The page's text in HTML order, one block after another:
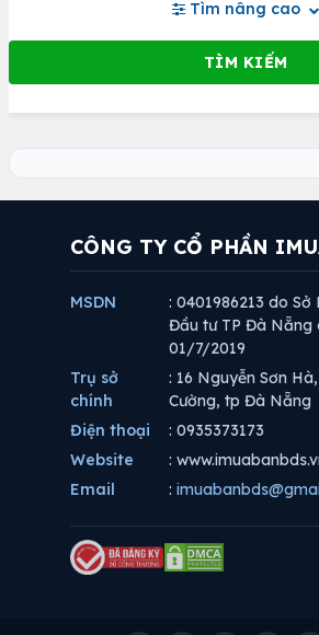
Tìm nâng cao
CÔNG TY CỔ PHẦN
MSDN
: 0401986213 do
Đầu tư TP Đà Nẵng
01/7/2019
Trụ sở
chính
: 16 Nguyễn Sơn
Cường, tp Đà Nẵng
Điện thoại
: 0935373173
Website
:
Email
: